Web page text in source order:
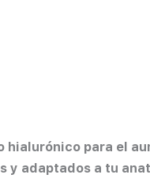
hialurónico para el
y adaptados a tu